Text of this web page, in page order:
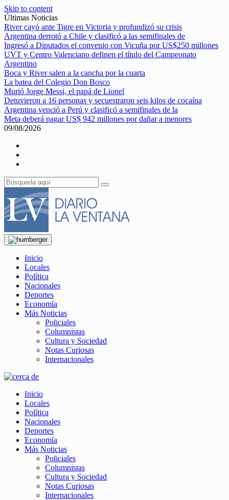
Skip to content
Últimas Noticias
River cayó ante Tigre en Victoria y profundizó su crisis
Argentina derrotó a Chile y clasificó a las semifinales de
Ingresó a Diputados el convenio con Vicuña por US$250 millones
UVT y Centro Valenciano definen el título del Campeonato
Argentino
Boca y River salen a la cancha por la cuarta
La batea del Colegio Don Bosco
Murió Jorge Messi, el papá de Lionel
Detuvieron a 16 personas y secuestraron seis kilos de cocaína
Argentina venció a Perú y clasificó a semifinales de la
Meta deberá pagar US$ 942 millones por dañar a menores
09/08/2026
Inicio
Locales
Política
Nacionales
Deportes
Economía
Más Noticias
Policiales
Columnistas
Cultura y Sociedad
Notas Curiosas
Internacionales
Inicio
Locales
Política
Nacionales
Deportes
Economía
Más Noticias
Policiales
Columnistas
Cultura y Sociedad
Notas Curiosas
Internacionales